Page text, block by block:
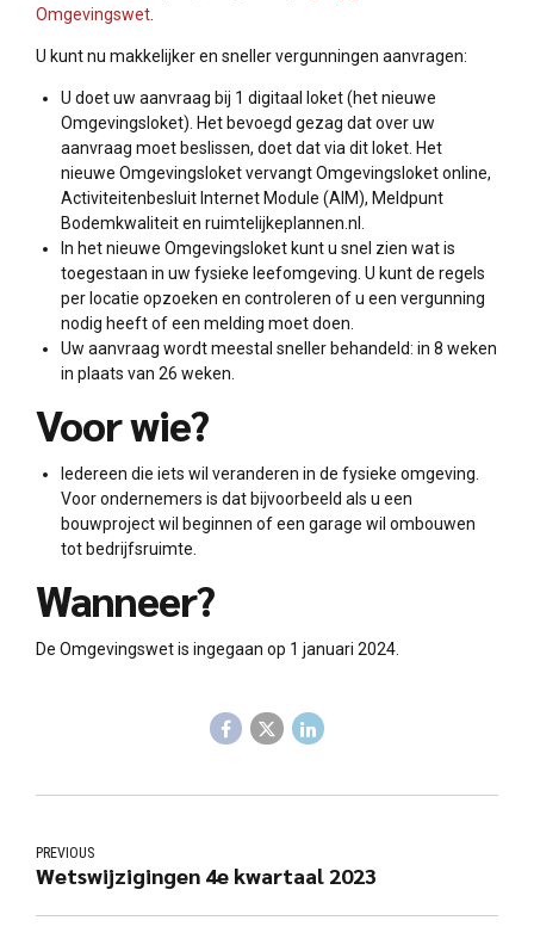
Omgevingswet
U kunt nu makkelijker en sneller vergunningen aanvragen:
U doet uw aanvraag bij 1 digitaal loket (het nieuwe
Omgevingsloket). Het bevoegd gezag dat over uw
aanvraag moet beslissen, doet dat via dit loket. Het
nieuwe Omgevingsloket vervangt Omgevingsloket online,
Activiteitenbesluit Internet Module (AIM), Meldpunt
Bodemkwaliteit en ruimtelijkeplannen.nl.
In het nieuwe Omgevingsloket kunt u snel zien wat is
toegestaan in uw fysieke leefomgeving. U kunt de regels
per locatie opzoeken en controleren of u een vergunning
nodig heeft of een melding moet doen.
Uw aanvraag wordt meestal sneller behandeld: in 8 weken
in plaats van 26 weken.
Voor wie?
Iedereen die iets wil veranderen in de fysieke omgeving.
Voor ondernemers is dat bijvoorbeeld als u een
bouwproject wil beginnen of een garage wil ombouwen
tot bedrijfsruimte.
Wanneer?
De Omgevingswet is ingegaan op 1 januari 2024.
PREVIOUS
Wetswijzigingen 4e kwartaal 2023